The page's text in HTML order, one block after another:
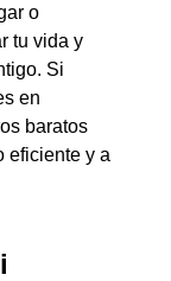
o
tu vida y
Si
en
baratos
eficiente y a